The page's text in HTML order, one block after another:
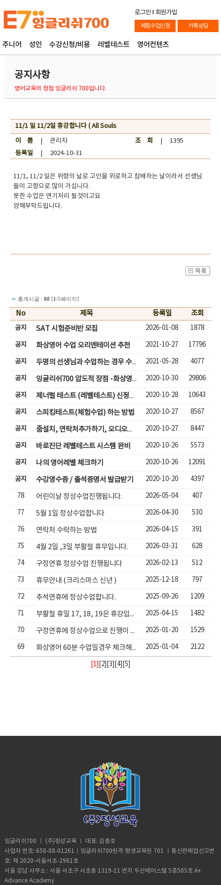
로그인 l 회원가입
체험수업신청 카톡상담
주니어 성인 수강신청/비용 레벨테스트 영어컨텐츠
공지사항
영어교육의 정점 잉글리쉬 700입니다.
11/1 일 11/2일 휴강합니다 ( All Souls
이 름| 관리자 조 회
| 1395
등록일| 2024-10-31
11/1, 11/2 일은 위령의 날로 고인을 위로하고 참배하는 날이라서 선생님
들이 고향으로 많이 가십니다.
못한 수업은 연기처리 될것이고요
양해부탁드립니다.
총게시글 : 88 [1 /5페이지]
No 제목 등록일 조회
공지 SAT 시험준비반 모집 2026-01-08 1878
공지 화상영어 수업 오리엔테이션 추천 2021-10-27 17796
공지 두명의 선생님과 수업하는 경우 수업입장하기 2021-05-28 4077
공지 잉글리쉬700 압도적 장점 -화상영어( 성인,어린이) 2020-10-30 29806
공지 제너럴 테스트 (레벨테스트) 신청하기 2020-10-28 10643
공지 스피킹테스트(체험수업) 하는 방법 2020-10-27 8567
공지 줌설치, 연락처추가하기, 오디오체크, 줌체팅으로 수업하기 2020-10-27 8447
공지 바로진단 레벨테스트 시스템 완비 2020-10-26 5573
공지 나의 영어레벨 체크하기 2020-10-26 12091
공지 수강영수증 / 출석증명서 발급받기 2020-10-20 4397
78 어린이날 정상수업진행됩니다. 2026-05-04 407
77 5월 1일 정상수업합니다 2026-04-30 530
76 연락처 수락하는 방법 2026-04-15 391
75 4월 2일 ,3일 부활절 휴무입니다. 2026-03-31 628
74 구정연휴 정상수업 진행됩니다 2026-02-13 512
73 휴무안내 (크리스마스 신년 ) 2025-12-18 797
72 추석연휴에 정상수업합니다. 2025-09-26 1209
71 부활절 휴일 17, 18, 19은 휴강입니다. 2025-04-15 1482
70 구정연휴에 정상수업으로 진행이 됩니다. 2025-01-20 1529
69 화상영어 60분 수업일경우 체크해야할 사항 2025-01-04 2122
[1] 2][ 3 4][ 5
잉글리쉬700 ㅣ (주)정성교육 ㅣ 대표: 김종호
사업자 번호: 658-88-01261ㅣ잉글리쉬700원격 평생교육원 701 ㅣ통신판매업신고번
호: 제 2020-서울서초-2961호
서울 강남 사무소 : 서울 서초구 서초동 1319-11 번지 두산베어스텔 5층505호 A+
Advance Academy